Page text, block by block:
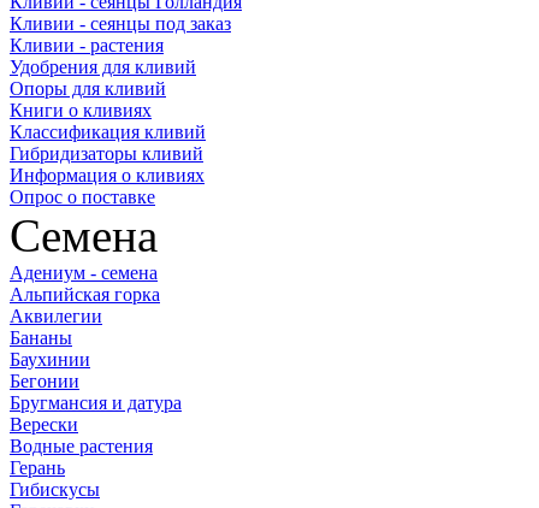
Кливии - сеянцы под заказ
Кливии - растения
Удобрения для кливий
Опоры для кливий
Книги о кливиях
Классификация кливий
Гибридизаторы кливий
Информация о кливиях
Опрос о поставке
Семена
Адениум - семена
Альпийская горка
Аквилегии
Бананы
Баухинии
Бегонии
Бругмансия и датура
Верески
Водные растения
Герань
Гибискусы